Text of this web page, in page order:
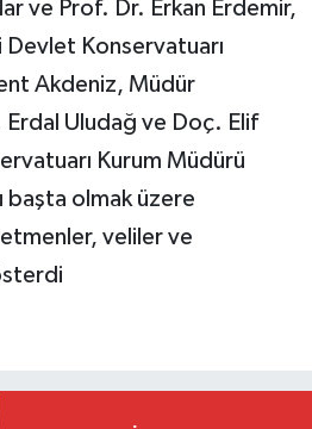
ve Prof. Dr. Erkan Erdemir,
Konservatuarı
Akdeniz, Müdür
Erdal Uludağ ve Doç. Elif
Kurum Müdürü
başta olmak üzere
veliler ve